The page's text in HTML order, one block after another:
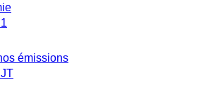
émissions